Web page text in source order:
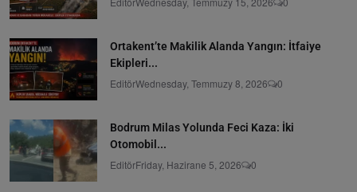
Ortakent’te Makilik Alanda Yangın: İtfaiye
Ekipleri...
EditörWednesday, Temmuzy 8, 2026 0
Bodrum Milas Yolunda Feci Kaza: İki
Otomobil...
EditörFriday, Hazirane 5, 2026 0